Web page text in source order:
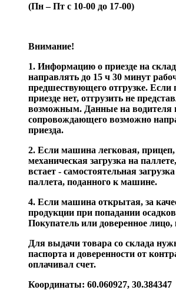
(Пн – Пт с 10-00 до 17-00)
Внимание!
1. Информацию о приезде на
направлять до 15 ч 30 минут
предшествующего отгрузке. Если
приезде нет, отгрузить не
возможным. Данные на водителя
сопровождающего возможно
приезда.
2. Если машина легковая, прицеп,
механическая загрузка на
встает - самостоятельная
паллета, поданного к машине.
4. Если машина открытая, за
продукции при попадании
Покупатель или доверенное
Для выдачи товара со склада
паспорта и доверенности от
оплачивал счет.
Координаты: 60.060927, 30.384347